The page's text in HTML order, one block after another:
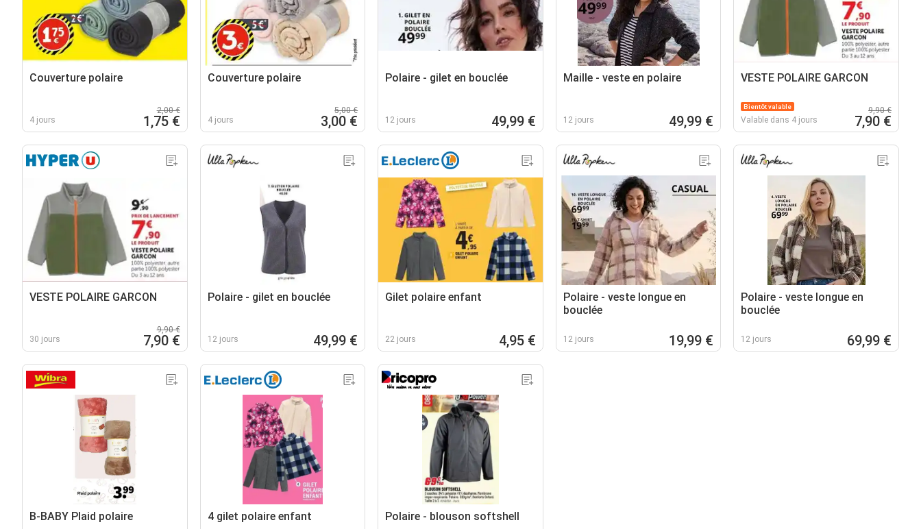
Couverture polaire
4 jours
2,00 €
1,75 €
Couverture polaire
4 jours
5,00 €
3,00 €
Polaire - gilet en bouclée
12 jours 49,99 €
Maille - veste en polaire
12 jours 49,99 €
VESTE POLAIRE GARCON
Bientôt valable
Valable dans 4 jours
9,90 €
7,90 €
VESTE POLAIRE GARCON
30 jours
9,90 €
7,90 €
Polaire - gilet en bouclée
12 jours 49,99 €
Gilet polaire enfant
22 jours 4,95 €
Polaire - veste longue en
bouclée
12 jours 19,99 €
Polaire - veste longue en
bouclée
12 jours 69,99 €
B-BABY Plaid polaire 4 gilet polaire enfant Polaire - blouson softshell